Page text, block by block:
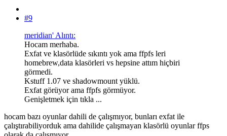
#9
meridian' Alıntı:
Hocam merhaba.
Exfat ve klasörlüde sıkıntı yok ama ffpfs leri
homebrew,data klasörleri vs hepsine attım hiçbiri
görmedi.
Kstuff 1.07 ve shadowmount yüklü.
Exfat görüyor ama ffpfs görmüyor.
Genişletmek için tıkla ...
hocam bazı oyunlar dahili de çalışmıyor, bunları exfat ile
çalıştırabiliyorduk ama dahilide çalışmayan klasörlü oyunlar ffps